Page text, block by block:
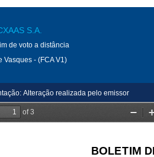
S.A.
de voto a distância
Vasques - (FCA V1)
Alteração realizada pelo emissor